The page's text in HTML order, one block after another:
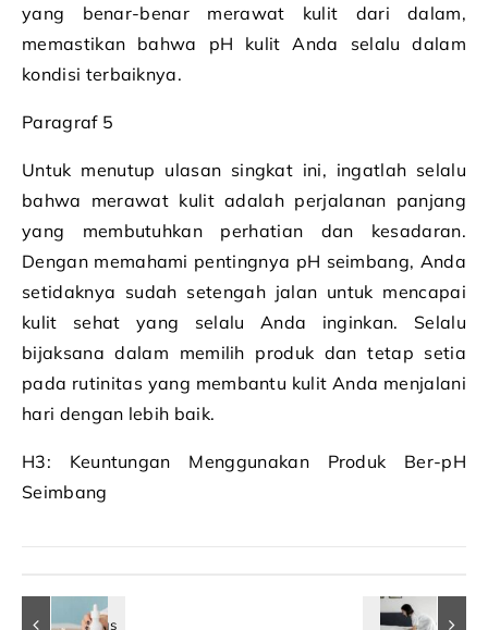
yang benar-benar merawat kulit dari dalam,
memastikan bahwa pH kulit Anda selalu dalam
kondisi terbaiknya.
Paragraf 5
Untuk menutup ulasan singkat ini, ingatlah selalu
bahwa merawat kulit adalah perjalanan panjang
yang membutuhkan perhatian dan kesadaran.
Dengan memahami pentingnya pH seimbang, Anda
setidaknya sudah setengah jalan untuk mencapai
kulit sehat yang selalu Anda inginkan. Selalu
bijaksana dalam memilih produk dan tetap setia
pada rutinitas yang membantu kulit Anda menjalani
hari dengan lebih baik.
H3: Keuntungan Menggunakan Produk Ber-pH
Seimbang